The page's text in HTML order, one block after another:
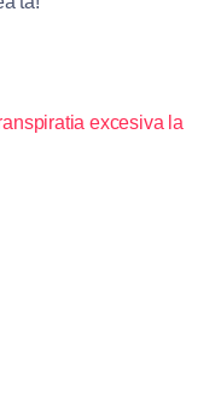
excesiva la